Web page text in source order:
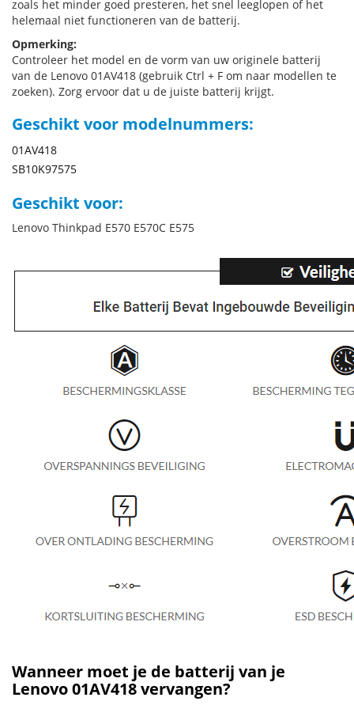
zoals het minder goed presteren, het snel leeglopen of het
helemaal niet functioneren van de batterij.
Opmerking:
Controleer het model en de vorm van uw originele batterij
van de Lenovo 01AV418 (gebruik Ctrl + F om naar modellen te
zoeken). Zorg ervoor dat u de juiste batterij krijgt.
Geschikt voor modelnummers:
01AV418
SB10K97575
Geschikt voor:
Lenovo Thinkpad E570 E570C E575
Wanneer moet je de batterij van je
Lenovo 01AV418 vervangen?